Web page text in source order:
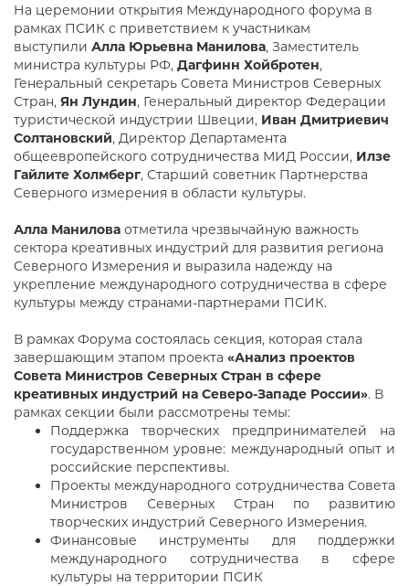
На церемонии открытия Международного форума в
рамках ПСИК с приветствием к участникам
выступили Алла Юрьевна Манилова, Заместитель
министра культуры РФ, Дагфинн Хойбротен,
Генеральный секретарь Совета Министров Северных
Стран, Ян Лундин, Генеральный директор Федерации
туристической индустрии Швеции, Иван Дмитриевич
Солтановский, Директор Департамента
общеевропейского сотрудничества МИД России, Илзе
Гайлите Холмберг, Старший советник Партнерства
Северного измерения в области культуры.
Алла Манилова отметила чрезвычайную важность
сектора креативных индустрий для развития региона
Северного Измерения и выразила надежду на
укрепление международного сотрудничества в сфере
культуры между странами-партнерами ПСИК.
В рамках Форума состоялась секция, которая стала
завершающим этапом проекта «Анализ проектов
Совета Министров Северных Стран в сфере
креативных индустрий на Северо-Западе России». В
рамках секции были рассмотрены темы:
Поддержка творческих предпринимателей на
государственном уровне: международный опыт и
российские перспективы.
Проекты международного сотрудничества Совета
Министров Северных Стран по развитию
творческих индустрий Северного Измерения.
Финансовые инструменты для поддержки
международного сотрудничества в сфере
культуры на территории ПСИК